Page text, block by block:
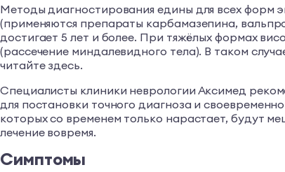
Методы диагностирования едины для всех форм
(применяются препараты карбамазепина,
достигает 5 лет и более. При тяжёлых формах
(рассечение миндалевидного тела). В таком
читайте здесь.
Специалисты клиники неврологии Аксимед
для постановки точного диагноза и
которых со временем только нарастает, будут
лечение вовремя.
Симптомы